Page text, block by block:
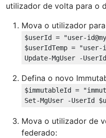
utilizador de volta para o
Mova o utilizador
$userId =
"user-
$userIdTemp =
"user-
Update-MgUser -UserId
Defina o novo
$immutableId =
Set-MgUser -UserId
Mova o utilizador de
federado: